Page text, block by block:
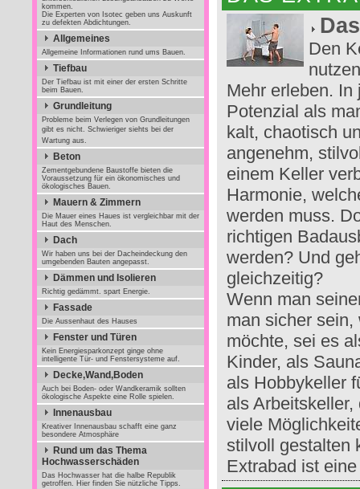
kommen.
Die Experten von Isotec geben uns Auskunft
zu defekten Abdichtungen.
Allgemeines
Allgemeine Informationen rund ums Bauen.
Tiefbau
Der Tiefbau ist mit einer der ersten Schritte
beim Bauen.
Grundleitung
Probleme beim Verlegen von Grundleitungen
gibt es nicht. Schwieriger siehts bei der
Wartung aus.
Beton
Zementgebundene Baustoffe bieten die
Voraussetzung für ein ökonomisches und
ökologisches Bauen.
Mauern & Zimmern
Die Mauer eines Haues ist vergleichbar mit der
Haut des Menschen.
Dach
Wir haben uns bei der Dacheindeckung den
umgebenden Bauten angepasst.
Dämmen und Isolieren
Richtig gedämmt. spart Energie.
Fassade
Die Aussenhaut des Hauses
Fenster und Türen
Kein Energiesparkonzept ginge ohne
intelligente Tür- und Fenstersysteme auf.
Decke,Wand,Boden
Auch bei Boden- oder Wandkeramik sollten
ökologische Aspekte eine Rolle spielen.
Innenausbau
Kreativer Innenausbau schafft eine ganz
besondere Atmosphäre
Rund um das Thema
Hochwasserschäden
Das Hochwasser hat die halbe Republik
getroffen. Hier finden Sie nützliche Tipps.
Den
Mehr erleben.
Potenzial als
kalt, chaotisch
angenehm,
einem Keller
Harmonie,
werden muss.
richtigen
werden? Und
gleichzeitig?
Wenn man
man sicher
möchte, sei es
Kinder, als
als Hobbykeller
als
viele
stilvoll gestalten
Extrabad ist